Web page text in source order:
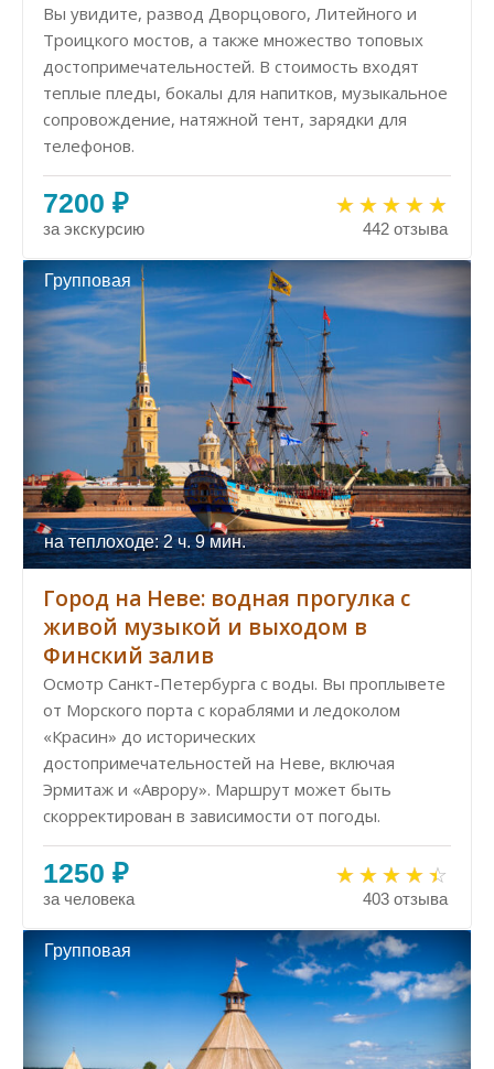
Вы увидите, развод Дворцового, Литейного и
Троицкого мостов, а также множество топовых
достопримечательностей. В стоимость входят
теплые пледы, бокалы для напитков, музыкальное
сопровождение, натяжной тент, зарядки для
телефонов.
7200 ₽
за экскурсию 442 отзыва
Групповая
на теплоходе: 2 ч. 9 мин.
Город на Неве: водная прогулка с
живой музыкой и выходом в
Финский залив
Осмотр Санкт-Петербурга с воды. Вы проплывете
от Морского порта с кораблями и ледоколом
«Красин» до исторических
достопримечательностей на Неве, включая
Эрмитаж и «Аврору». Маршрут может быть
скорректирован в зависимости от погоды.
1250 ₽
за человека 403 отзыва
Групповая